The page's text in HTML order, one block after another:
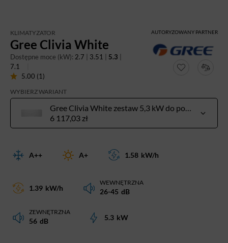
KLIMATYZATOR
Gree Clivia White
AUTORYZOWANY PARTNER
Dostępne moce (kW): 2.7 3.51 5.3
7.1
5.00 (1)
WYBIERZ WARIANT
Gree Clivia White zestaw 5,3 kW do pow. 40-60 m²
6 117,03 zł
A++ A+ 1.58 kW/h
1.39 kW/h
WEWNĘTRZNA
26-45 dB
ZEWNĘTRZNA
56 dB 5.3 kW